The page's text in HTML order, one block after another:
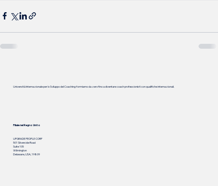
Università Internazionale per lo Sviluppo del Coaching: formiamo da zero fino a diventare coach professionisti con qualifiche internazionali.
Filiale nel Regno Unito
UPGRADE PEOPLE CORP
501 Silverside Road
Suite 105
Wilmington
Delaware, USA, 19809